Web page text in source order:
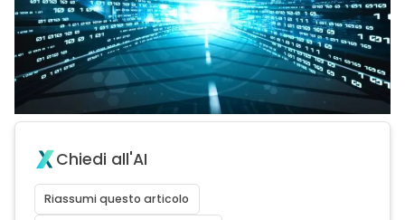
Chiedi all'AI
Riassumi questo articolo